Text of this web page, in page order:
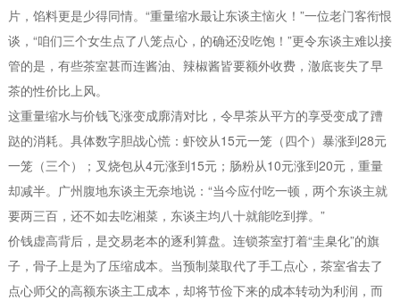
片，馅料更是少得同情。“重量缩水最让东谈主恼火！”一位老门客衔恨
谈，“咱们三个女生点了八笼点心，的确还没吃饱！”更令东谈主难以接
管的是，有些茶室甚而连酱油、辣椒酱皆要额外收费，澈底丧失了早
茶的性价比上风。
这重量缩水与价钱飞涨变成廓清对比，令早茶从平方的享受变成了蹧
跶的消耗。具体数字胆战心慌：虾饺从15元一笼（四个）暴涨到28元
一笼（三个）；叉烧包从4元涨到15元；肠粉从10元涨到20元，重量
却减半。广州腹地东谈主无奈地说：“当今应付吃一顿，两个东谈主就
要两三百，还不如去吃湘菜，东谈主均八十就能吃到撑。”
价钱虚高背后，是交易老本的逐利算盘。连锁茶室打着“圭臬化”的旗
子，骨子上是为了压缩成本。当预制菜取代了手工点心，茶室省去了
点心师父的高额东谈主工成本，却将节俭下来的成本转动为利润，而